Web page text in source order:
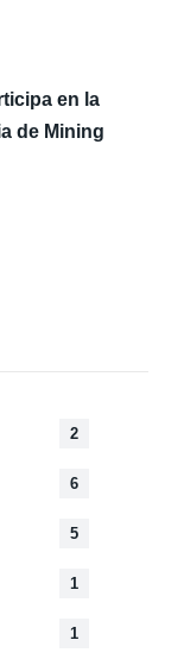
en la
de Mining
2
6
5
1
1